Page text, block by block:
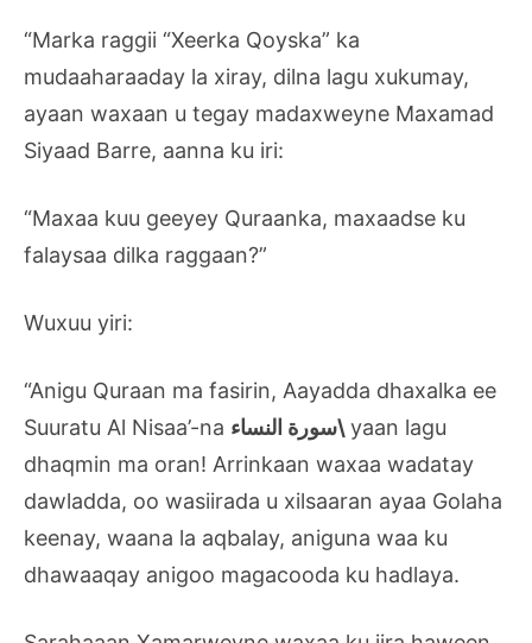
“Marka raggii “Xeerka Qoyska” ka
mudaaharaaday la xiray, dilna lagu xukumay,
ayaan waxaan u tegay madaxweyne Maxamad
Siyaad Barre, aanna ku iri:
“Maxaa kuu geeyey Quraanka, maxaadse ku
falaysaa dilka raggaan?”
Wuxuu yiri:
“Anigu Quraan ma fasirin, Aayadda dhaxalka ee
Suuratu Al Nisaa’-na
سورة النساء\ yaan lagu
dhaqmin ma oran! Arrinkaan waxaa wadatay
dawladda, oo wasiirada u xilsaaran ayaa Golaha
keenay, waana la aqbalay, aniguna waa ku
dhawaaqay anigoo magacooda ku hadlaya.